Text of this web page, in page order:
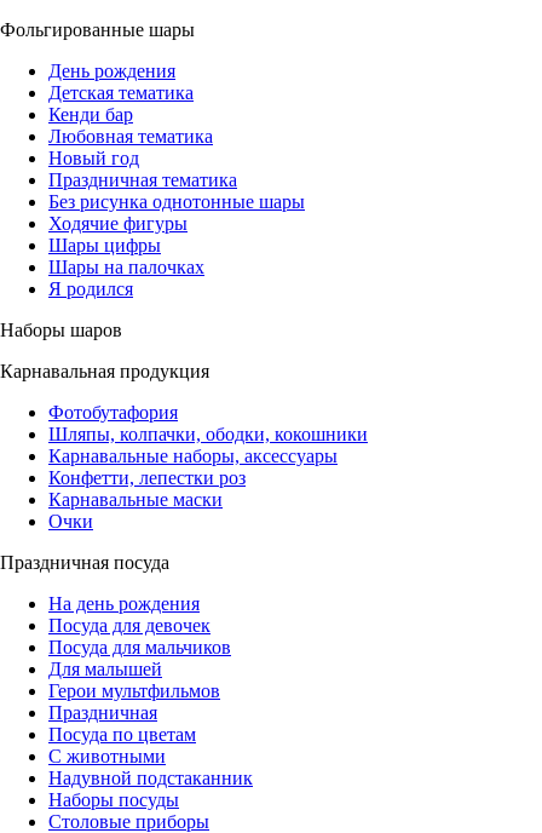
Фольгированные шары
День рождения
Детская тематика
Кенди бар
Любовная тематика
Новый год
Праздничная тематика
Без рисунка однотонные шары
Ходячие фигуры
Шары цифры
Шары на палочках
Я родился
Наборы шаров
Карнавальная продукция
Фотобутафория
Шляпы, колпачки, ободки, кокошники
Карнавальные наборы, аксессуары
Конфетти, лепестки роз
Карнавальные маски
Очки
Праздничная посуда
На день рождения
Посуда для девочек
Посуда для мальчиков
Для малышей
Герои мультфильмов
Праздничная
Посуда по цветам
С животными
Надувной подстаканник
Наборы посуды
Столовые приборы